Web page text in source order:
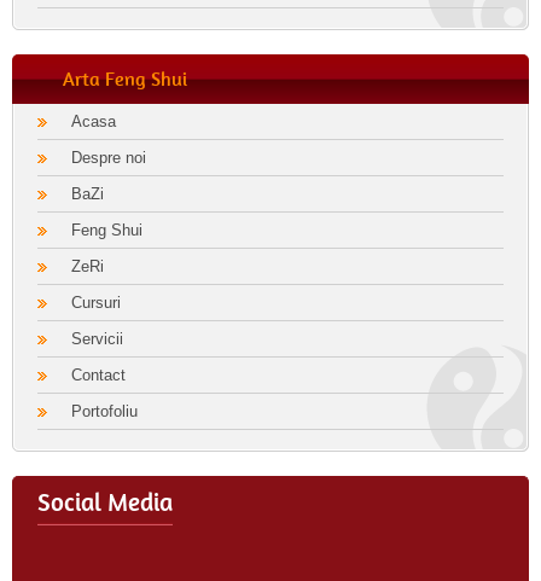
Arta Feng Shui
Acasa
Despre noi
BaZi
Feng Shui
ZeRi
Cursuri
Servicii
Contact
Portofoliu
Social Media